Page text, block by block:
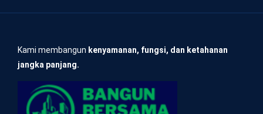
Kami membangun kenyamanan, fungsi, dan ketahanan
jangka panjang.